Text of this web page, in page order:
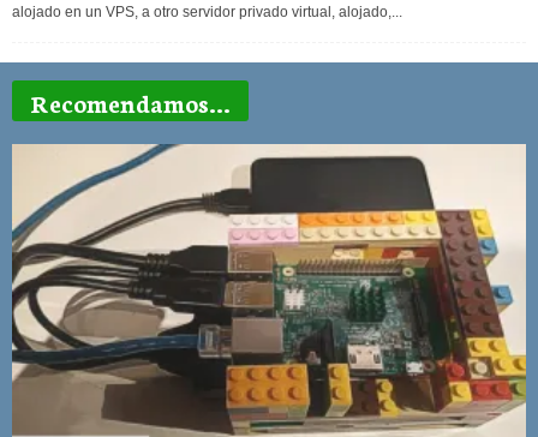
alojado en un VPS, a otro servidor privado virtual, alojado,...
Recomendamos...